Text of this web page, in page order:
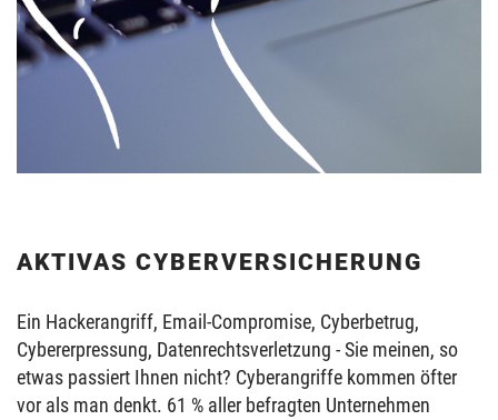
AKTIVAS CYBERVERSICHERUNG
Ein Hackerangriff, Email-Compromise, Cyberbetrug,
Cybererpressung, Datenrechtsverletzung - Sie meinen, so
etwas passiert Ihnen nicht? Cyberangriffe kommen öfter
vor als man denkt. 61 % aller befragten Unternehmen